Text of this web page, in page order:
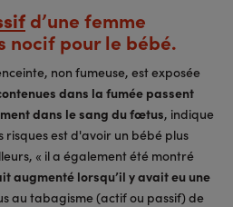
d’une femme
nocif pour le bébé.
non fumeuse, est exposée
dans la fumée passent
dans le sang du fœtus, indique
risques est d'avoir un bébé plus
« il a également été montré
augmenté lorsqu’il y avait eu une
au tabagisme (actif ou passif) de